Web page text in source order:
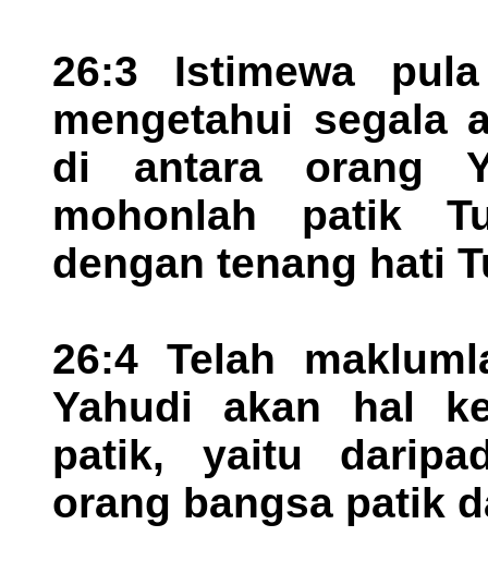
26:3 Istimewa
mengetahui segala
di antara orang
mohonlah patik
dengan tenang hati
26:4 Telah
Yahudi akan hal
patik, yaitu
orang bangsa patik